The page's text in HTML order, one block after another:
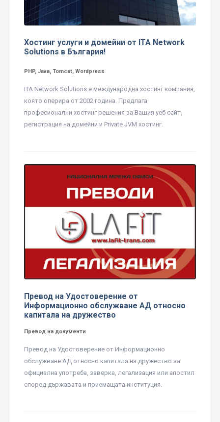
Хостинг услуги и домейни от ITA Network
Solutions в България!
PHP, Java, Tomcat, Wordpress
ITA Network Solutions е международна хостинг компания,
която оперира от 2002 година. Предлага
професионални хостинг решения за Вашия уеб сайт,
регистрация на домейни и Private JVM хостинг.
Превод на Удостоверение от
Информационно обслужване АД относно
капитала на дружество
Превод на документи
Превод на Удостоверение от Информационно
обслужване АД относно капитала на дружество за
официална употреба, заверка, легализация или апостил
според държавата и приемащата институция.